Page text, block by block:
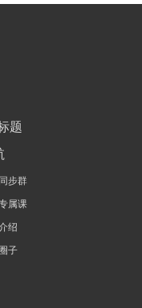
题
步群
属课
绍
子